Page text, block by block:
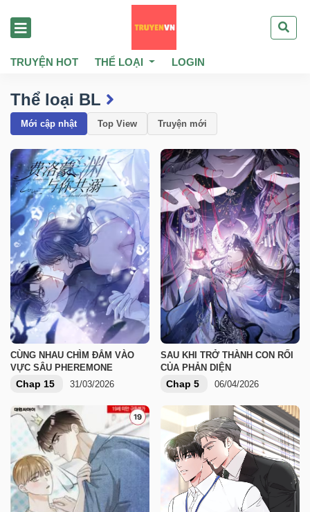
TRUYỆN HOT THỂ LOẠI LOGIN
Thể loại BL
Mới cập nhật Top View Truyện mới
CÙNG NHAU CHÌM ĐẮM VÀO
VỰC SÂU PHEREMONE
Chap 15 31/03/2026
SAU KHI TRỞ THÀNH CON RỐI
CỦA PHẢN DIỆN
Chap 5 06/04/2026